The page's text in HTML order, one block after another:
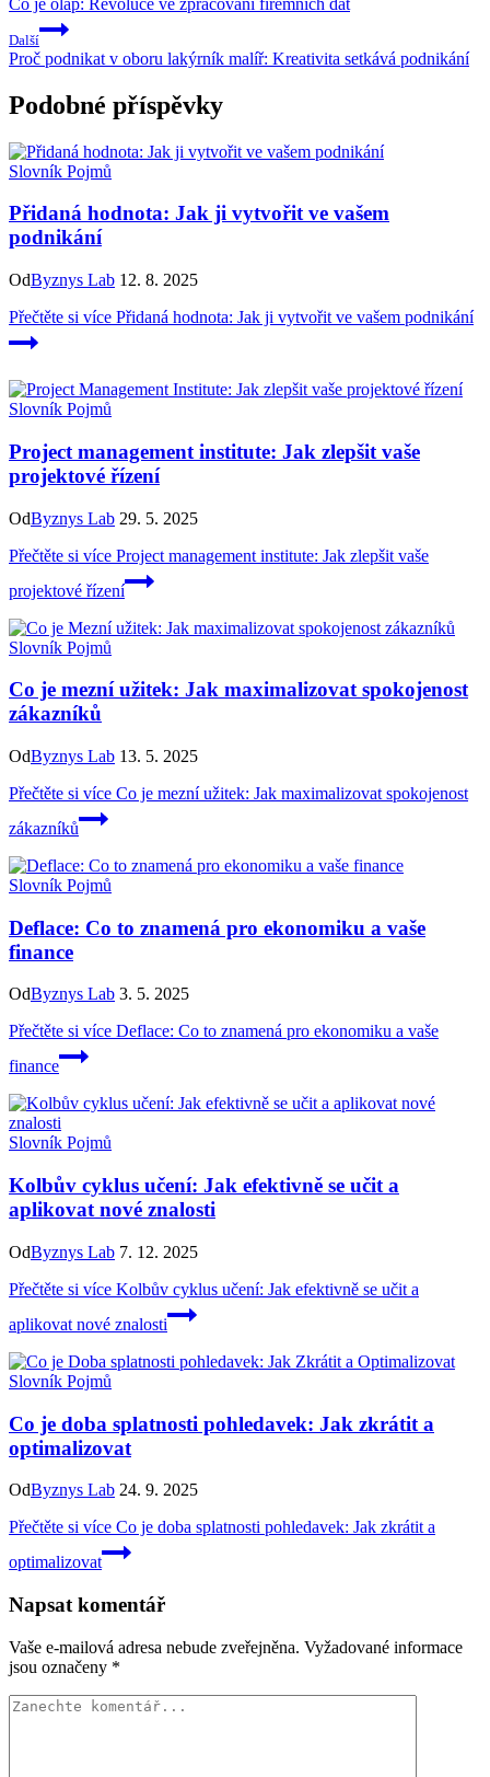
Co je olap: Revoluce ve zpracování firemních dat
Další
Proč podnikat v oboru lakýrník malíř: Kreativita setkává podnikání
Podobné příspěvky
Slovník Pojmů
Přidaná hodnota: Jak ji vytvořit ve vašem
podnikání
OdByznys Lab 12. 8. 2025
Přečtěte si více Přidaná hodnota: Jak ji vytvořit ve vašem podnikání
Slovník Pojmů
Project management institute: Jak zlepšit vaše
projektové řízení
OdByznys Lab 29. 5. 2025
Přečtěte si více Project management institute: Jak zlepšit vaše
projektové řízení
Slovník Pojmů
Co je mezní užitek: Jak maximalizovat spokojenost
zákazníků
OdByznys Lab 13. 5. 2025
Přečtěte si více Co je mezní užitek: Jak maximalizovat spokojenost
zákazníků
Slovník Pojmů
Deflace: Co to znamená pro ekonomiku a vaše
finance
OdByznys Lab 3. 5. 2025
Přečtěte si více Deflace: Co to znamená pro ekonomiku a vaše
finance
Slovník Pojmů
Kolbův cyklus učení: Jak efektivně se učit a
aplikovat nové znalosti
OdByznys Lab 7. 12. 2025
Přečtěte si více Kolbův cyklus učení: Jak efektivně se učit a
aplikovat nové znalosti
Slovník Pojmů
Co je doba splatnosti pohledavek: Jak zkrátit a
optimalizovat
OdByznys Lab 24. 9. 2025
Přečtěte si více Co je doba splatnosti pohledavek: Jak zkrátit a
optimalizovat
Napsat komentář
Vaše e-mailová adresa nebude zveřejněna. Vyžadované informace
jsou označeny *